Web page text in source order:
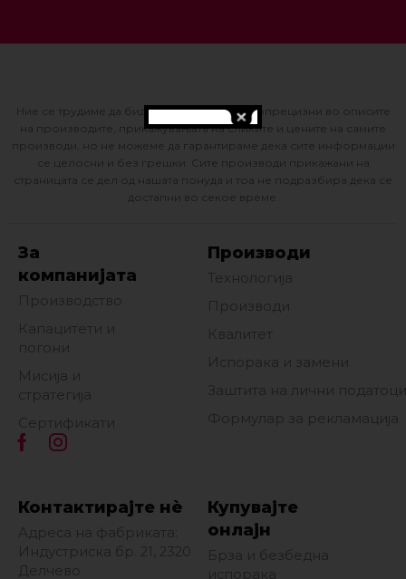
Ние се трудиме да бидеме што е можно попрецизни во описите
на производите, прикажувањата на сликите и цените на самите
производи, но не можеме да гарантираме дека сите информации
се целосни и без грешки. Сите производи прикажани на
страницата се дел од нашата понуда и тоа не подразбира дека се
достапни во секое време.
За
компанијата
Производство
Капацитети и
погони
Мисија и
стратегија
Сертификати
Производи
Технологија
Производи
Квалитет
Испорака и замени
Заштита на лични податоци
Формулар за рекламација
Контактирајте нè
Адреса на фабриката:
Индустриска бр. 21, 2320
Делчево
Купувајте
онлајн
Брза и безбедна
испорака